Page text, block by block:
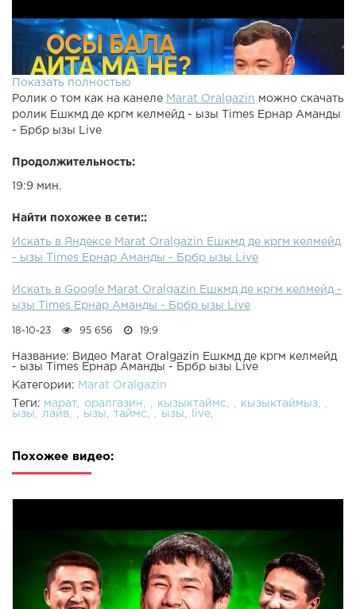
Показать полностью
Ролик о том как на канеле Marat Oralgazin можно скачать
ролик Ешкмд де кргм келмейд - ызы Times Ернар Аманды
- Брбр ызы Live
Продолжительность:
19:9 мин.
Найти похожее в сети::
Искать в Яндексе Marat Oralgazin Ешкмд де кргм келмейд
- ызы Times Ернар Аманды - Брбр ызы Live
Искать в Google Marat Oralgazin Ешкмд де кргм келмейд -
ызы Times Ернар Аманды - Брбр ызы Live
18-10-23 95 656 19:9
Название: Видео Marat Oralgazin Ешкмд де кргм келмейд
- ызы Times Ернар Аманды - Брбр ызы Live
Категории: Marat Oralgazin
Теги: марат оралгазин кызыктаймс
кызыктаймыз
ызы
лайв ызы таймс ызы live
Похожее видео: